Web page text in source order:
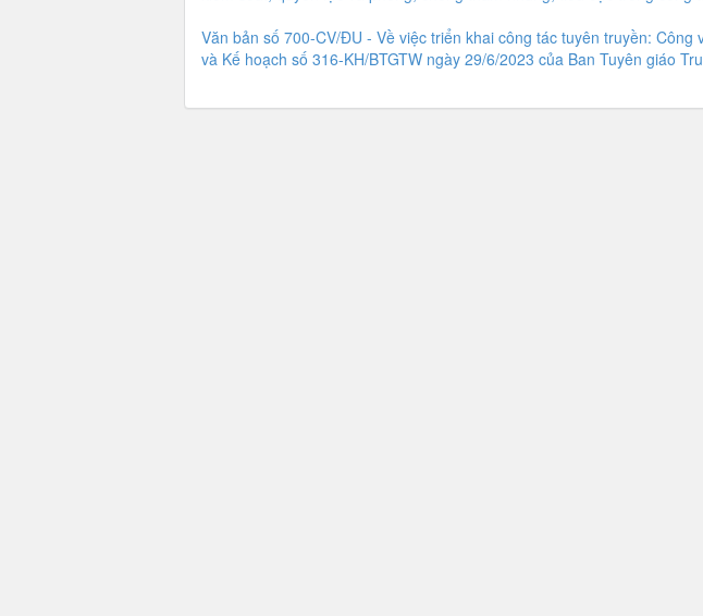
Văn bản số 700-CV/ĐU - Về việc triển khai công tác tuyên truyền: Công
và Kế hoạch số 316-KH/BTGTW ngày 29/6/2023 của Ban Tuyên giáo